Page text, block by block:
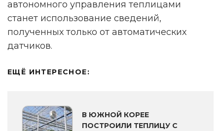
автономного управления теплицами
станет использование сведений,
полученных только от автоматических
датчиков.
ЕЩЁ ИНТЕРЕСНОЕ:
В ЮЖНОЙ КОРЕЕ
ПОСТРОИЛИ ТЕПЛИЦУ С